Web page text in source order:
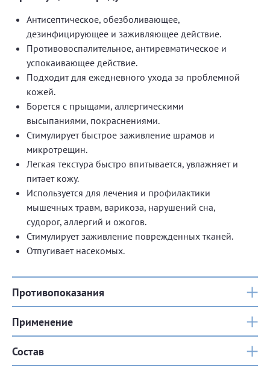
Антисептическое, обезболивающее,
дезинфицирующее и заживляющее действие.
Противовоспалительное, антиревматическое и
успокаивающее действие.
Подходит для ежедневного ухода за проблемной
кожей.
Борется с прыщами, аллергическими
высыпаниями, покраснениями.
Стимулирует быстрое заживление шрамов и
микротрещин.
Легкая текстура быстро впитывается, увлажняет и
питает кожу.
Используется для лечения и профилактики
мышечных травм, варикоза, нарушений сна,
судорог, аллергий и ожогов.
Стимулирует заживление поврежденных тканей.
Отпугивает насекомых.
Противопоказания
Применение
Состав